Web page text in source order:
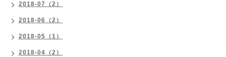
2018-07（2）
2018-06（2）
2018-05（1）
2018-04（2）